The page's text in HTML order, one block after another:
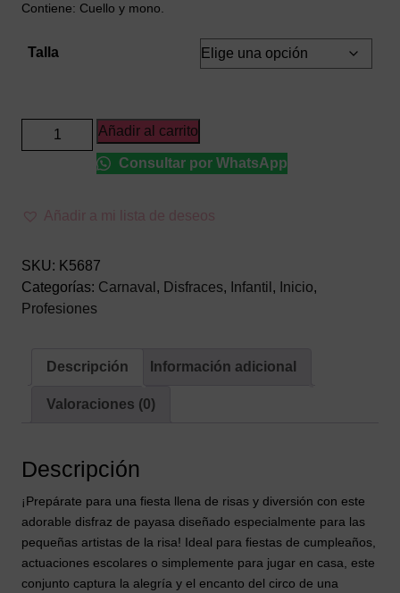
Contiene: Cuello y mono.
Talla
Disfraz
de
cantidad
Añadir al carrito
Consultar por WhatsApp
Añadir a mi lista de deseos
SKU: K5687
Categorías: Carnaval , Disfraces, Infantil , Inicio,
Profesiones
Descripción Información adicional
Valoraciones (0)
Descripción
¡Prepárate para una fiesta llena de risas y diversión con este
adorable disfraz de payasa diseñado especialmente para las
pequeñas artistas de la risa! Ideal para fiestas de cumpleaños,
actuaciones escolares o simplemente para jugar en casa, este
conjunto captura la alegría y el encanto del circo de una